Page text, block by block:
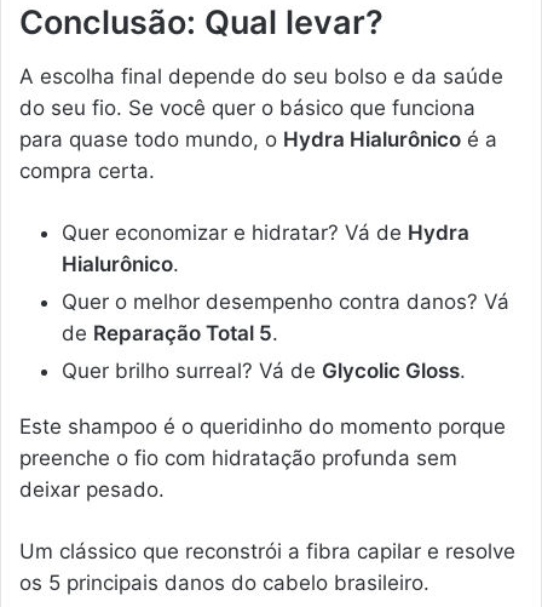
Conclusão: Qual levar?
A escolha final depende do seu bolso e da saúde
do seu fio. Se você quer o básico que funciona
para quase todo mundo, o Hydra Hialurônico é a
compra certa.
Quer economizar e hidratar? Vá de Hydra
Hialurônico.
Quer o melhor desempenho contra danos? Vá
de Reparação Total 5.
Quer brilho surreal? Vá de Glycolic Gloss.
Este shampoo é o queridinho do momento porque
preenche o fio com hidratação profunda sem
deixar pesado.
Um clássico que reconstrói a fibra capilar e resolve
os 5 principais danos do cabelo brasileiro.